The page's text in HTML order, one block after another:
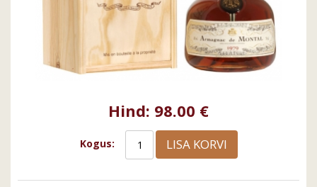
Hind: 98.00 €
Kogus: LISA KORVI